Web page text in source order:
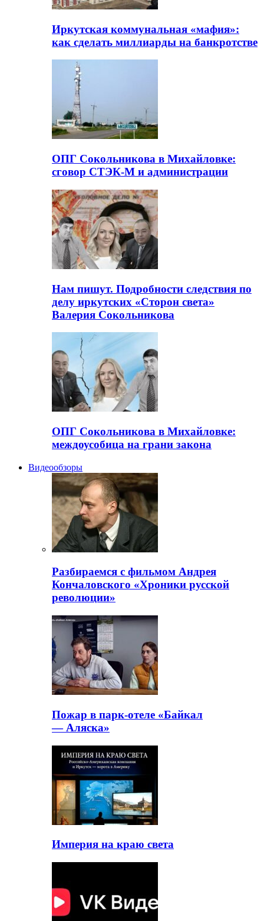
Иркутская коммунальная «мафия»:
как сделать миллиарды на банкротстве
ОПГ Сокольникова в Михайловке:
сговор СТЭК-М и администрации
Нам пишут. Подробности следствия по
делу иркутских «Сторон света»
Валерия Сокольникова
ОПГ Сокольникова в Михайловке:
междоусобица на грани закона
Видеообзоры
Разбираемся с фильмом Андрея
Кончаловского «Хроники русской
революции»
Пожар в парк-отеле «Байкал
— Аляска»
Империя на краю света